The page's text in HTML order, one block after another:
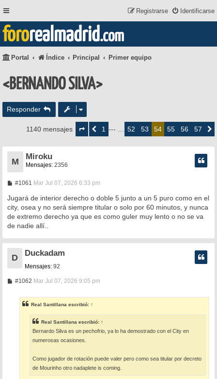
Identificarse
Registrarse
fororealmadrid.com
Portal Índice Principal Primer equipo
<BERNANDO SILVA>
Responder
1140 mensajes
Página
deAnterior1 --- … 52 53 54 55 56 57
M
Miroku
Mensajes: 2356
#1061 M
n
s
a
j
Mar Jul 07, 2026 6:33 pm
Jugará de interior derecho o doble 5 junto a un 5 puro como en el
city, osea y no será siempre titular o solo por 60 minutos, y nunca
de extremo derecho ya que es como guler muy lento o no se va
de nadie allí..
D
Duckadam
Mensajes: 92
#1062M
a
j
e
Mar Jul 07, 2026 9:05 pm
Real Santillana escribió: ↑
Real Santillana escribió: ↑
Bernardo Silva es un pechofrio, ya lo ha demostrado con el City en
numerosas ocasiones.
Como jugador de rotación puede valer pero como sea titular por decreto
de Mourinho otro nadaplete is coming.